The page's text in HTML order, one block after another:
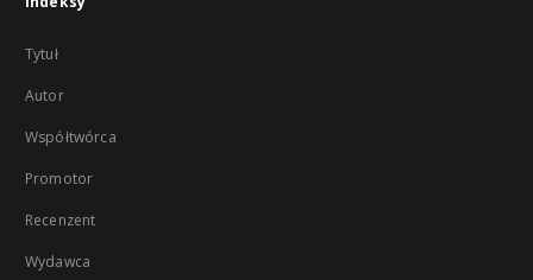
Tytuł
Autor
Współtwórca
Promotor
Recenzent
Wydawca